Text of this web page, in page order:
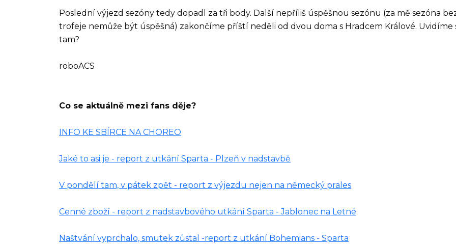
Poslední výjezd sezóny tedy dopadl za tři body. Další nepříliš úspěšnou sezónu (za mě sezóna
trofeje nemůže být úspěšná) zakončíme příští neděli od dvou doma s Hradcem Králové. Uvidíme
tam?
roboACS
Co se aktuálně mezi fans děje?
INFO KE SBÍRCE NA CHOREO
Jaké to asi je - report z utkání Sparta - Plzeň v nadstavbě
V pondělí tam, v pátek zpět - report z výjezdu nejen na německý prales
Cenné zboží - report z nadstavbového utkání Sparta - Jablonec na Letné
Naštvání vyprchalo, smutek zůstal -report z utkání Bohemians - Sparta